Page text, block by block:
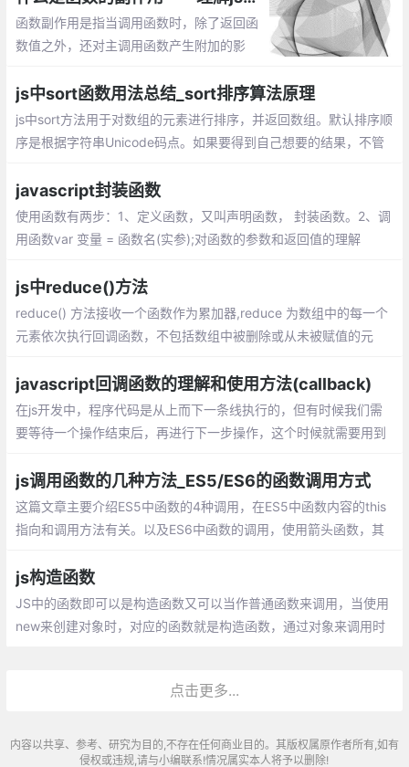
函数副作用是指当调用函数时，除了返回函
数值之外，还对主调用函数产生附加的影
值，而且还做了其他的事情
js中sort函数用法总结_sort排序算法原理
js中sort方法用于对数组的元素进行排序，并返回数组。默认排序顺
序是根据字符串Unicode码点。如果要得到自己想要的结果，不管
小，然后返回一个用于说明这两个值的相对顺序的数字
javascript封装函数
使用函数有两步：1、定义函数，又叫声明函数， 封装函数。2、调
用函数var 变量 = 函数名(实参);对函数的参数和返回值的理解
js中reduce()方法
reduce() 方法接收一个函数作为累加器,reduce 为数组中的每一个
元素依次执行回调函数，不包括数组中被删除或从未被赋值的元
值，当前索引，原数组。
javascript回调函数的理解和使用方法(callback)
在js开发中，程序代码是从上而下一条线执行的，但有时候我们需
要等待一个操作结束后，再进行下一步操作，这个时候就需要用到
()构造函数创建的Function对象。
js调用函数的几种方法_ES5/ES6的函数调用方式
这篇文章主要介绍ES5中函数的4种调用，在ES5中函数内容的this
指向和调用方法有关。以及ES6中函数的调用，使用箭头函数，其
js构造函数
JS中的函数即可以是构造函数又可以当作普通函数来调用，当使用
new来创建对象时，对应的函数就是构造函数，通过对象来调用时
点击更多...
内容以共享、参考、研究为目的,不存在任何商业目的。其版权属原作者所有,如有
侵权或违规,请与小编联系!情况属实本人将予以删除!